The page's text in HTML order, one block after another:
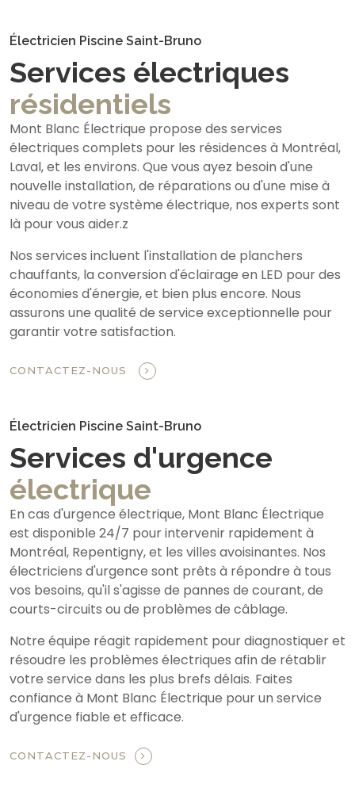
Électricien Piscine Saint-Bruno
Services électriques
résidentiels
Mont Blanc Électrique propose des services
électriques complets pour les résidences à Montréal,
Laval, et les environs. Que vous ayez besoin d'une
nouvelle installation, de réparations ou d'une mise à
niveau de votre système électrique, nos experts sont
là pour vous aider.z
Nos services incluent l'installation de planchers
chauffants, la conversion d'éclairage en LED pour des
économies d'énergie, et bien plus encore. Nous
assurons une qualité de service exceptionnelle pour
garantir votre satisfaction.
CONTACTEZ-NOUS
Électricien Piscine Saint-Bruno
Services d'urgence
électrique
En cas d'urgence électrique, Mont Blanc Électrique
est disponible 24/7 pour intervenir rapidement à
Montréal, Repentigny, et les villes avoisinantes. Nos
électriciens d'urgence sont prêts à répondre à tous
vos besoins, qu'il s'agisse de pannes de courant, de
courts-circuits ou de problèmes de câblage.
Notre équipe réagit rapidement pour diagnostiquer et
résoudre les problèmes électriques afin de rétablir
votre service dans les plus brefs délais. Faites
confiance à Mont Blanc Électrique pour un service
d'urgence fiable et efficace.
CONTACTEZ-NOUS